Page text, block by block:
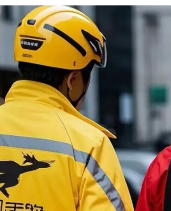
漢樂藝術家齊聚深圳，共奏客家文化傳承新
部回應特朗普委內瑞拉石油言論 拉美國家
家共話時代命題
煥新升級 五組數據見證文儒沉香從傳統邁
區全國政協委員考察團來瓊考察
州以舊換新帶動消費約18億元
國企去年合計營收2.58萬億 利潤總額近
閱讀活動解鎖閱讀新玩法
漢樂藝術家齊聚深圳，共奏客家文化傳承新
部回應特朗普委內瑞拉石油言論 拉美國家